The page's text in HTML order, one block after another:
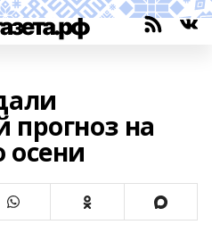
на
осени